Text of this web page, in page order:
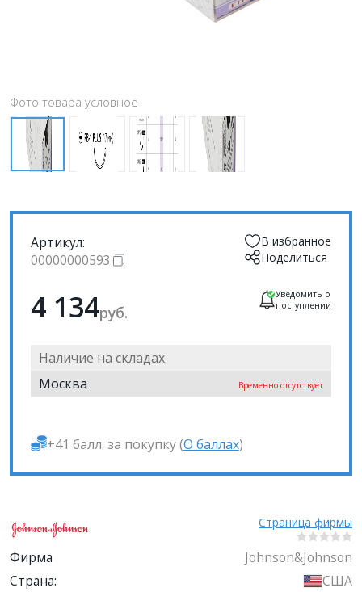
Фото товара условное
Артикул:
00000000593
В избранное
Поделиться
4 134руб.
Уведомить о
поступлении
Наличие на складах
Москва
Временно отсутствует
+41 балл. за покупку (О баллах)
Страница фирмы
Фирма
Johnson&Johnson
Страна:
США